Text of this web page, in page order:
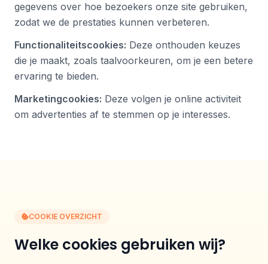
gegevens over hoe bezoekers onze site gebruiken,
zodat we de prestaties kunnen verbeteren.
Functionaliteitscookies: Deze onthouden keuzes
die je maakt, zoals taalvoorkeuren, om je een betere
ervaring te bieden.
Marketingcookies: Deze volgen je online activiteit
om advertenties af te stemmen op je interesses.
COOKIE OVERZICHT
Welke cookies gebruiken wij?